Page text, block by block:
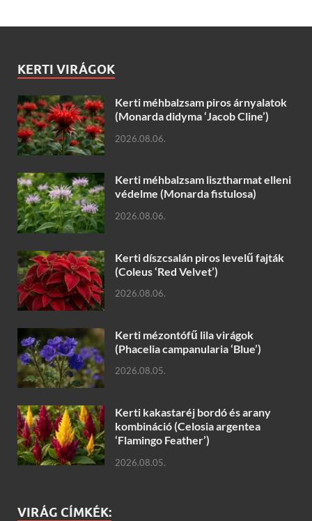
KERTI VIRÁGOK
Kerti méhbalzsam piros árnyalatok
(Monarda didyma ‘Jacob Cline’)
2026.08.06.
Kerti méhbalzsam lisztharmat elleni
védelme (Monarda fistulosa)
2026.08.06.
Kerti díszcsalán piros levelű fajták
(Coleus ‘Red Velvet’)
2026.08.06.
Kerti mézontófű lila virágok
(Phacelia campanularia ‘Blue’)
2026.08.05.
Kerti kakastaréj bordó és arany
kombináció (Celosia argentea
‘Flamingo Feather’)
2026.08.05.
VIRÁG CÍMKÉK: